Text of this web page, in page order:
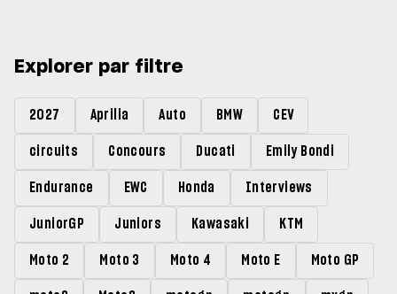
Explorer par filtre
2027 Aprilia Auto BMW CEV
circuits Concours Ducati Emily Bondi
Endurance EWC Honda Interviews
JuniorGP Juniors Kawasaki KTM
Moto 2 Moto 3 Moto 4 Moto E Moto GP